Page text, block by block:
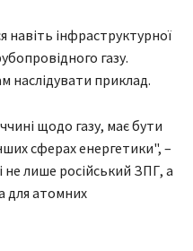
навіть інфраструктурної
газу.
наслідувати приклад.
щодо газу, має бути
сферах енергетики", –
не лише російський ЗПГ, а
для атомних